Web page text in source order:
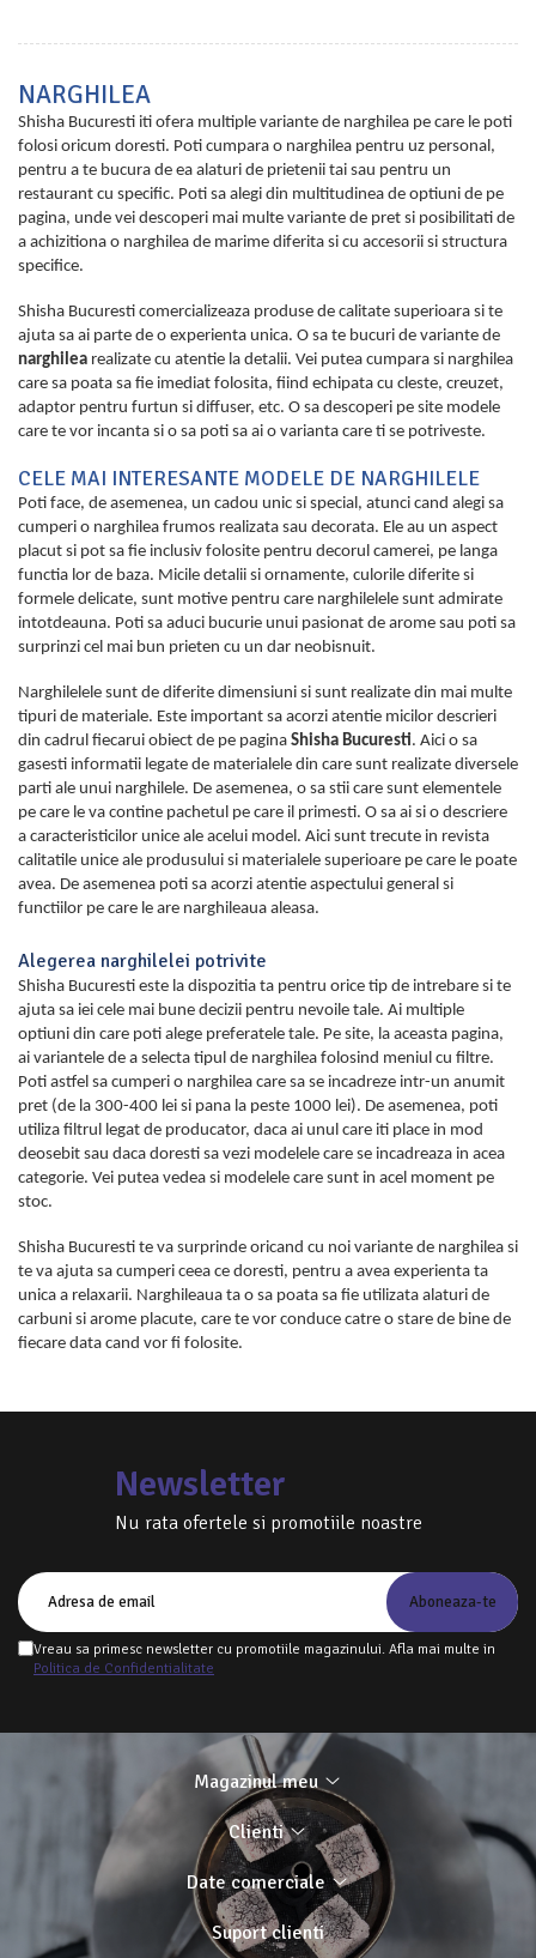
NARGHILEA
Shisha Bucuresti iti ofera multiple variante de narghilea pe care le poti
folosi oricum doresti. Poti cumpara o narghilea pentru uz personal,
pentru a te bucura de ea alaturi de prietenii tai sau pentru un
restaurant cu specific. Poti sa alegi din multitudinea de optiuni de pe
pagina, unde vei descoperi mai multe variante de pret si posibilitati de
a achizitiona o narghilea de marime diferita si cu accesorii si structura
specifice.
Shisha Bucuresti comercializeaza produse de calitate superioara si te
ajuta sa ai parte de o experienta unica. O sa te bucuri de variante de
narghilea realizate cu atentie la detalii. Vei putea cumpara si narghilea
care sa poata sa fie imediat folosita, fiind echipata cu cleste, creuzet,
adaptor pentru furtun si diffuser, etc. O sa descoperi pe site modele
care te vor incanta si o sa poti sa ai o varianta care ti se potriveste.
CELE MAI INTERESANTE MODELE DE NARGHILELE
Poti face, de asemenea, un cadou unic si special, atunci cand alegi sa
cumperi o narghilea frumos realizata sau decorata. Ele au un aspect
placut si pot sa fie inclusiv folosite pentru decorul camerei, pe langa
functia lor de baza. Micile detalii si ornamente, culorile diferite si
formele delicate, sunt motive pentru care narghilelele sunt admirate
intotdeauna. Poti sa aduci bucurie unui pasionat de arome sau poti sa
surprinzi cel mai bun prieten cu un dar neobisnuit.
Narghilelele sunt de diferite dimensiuni si sunt realizate din mai multe
tipuri de materiale. Este important sa acorzi atentie micilor descrieri
din cadrul fiecarui obiect de pe pagina Shisha Bucuresti. Aici o sa
gasesti informatii legate de materialele din care sunt realizate diversele
parti ale unui narghilele. De asemenea, o sa stii care sunt elementele
pe care le va contine pachetul pe care il primesti. O sa ai si o descriere
a caracteristicilor unice ale acelui model. Aici sunt trecute in revista
calitatile unice ale produsului si materialele superioare pe care le poate
avea. De asemenea poti sa acorzi atentie aspectului general si
functiilor pe care le are narghileaua aleasa.
Alegerea narghilelei potrivite
Shisha Bucuresti este la dispozitia ta pentru orice tip de intrebare si te
ajuta sa iei cele mai bune decizii pentru nevoile tale. Ai multiple
optiuni din care poti alege preferatele tale. Pe site, la aceasta pagina,
ai variantele de a selecta tipul de narghilea folosind meniul cu filtre.
Poti astfel sa cumperi o narghilea care sa se incadreze intr-un anumit
pret (de la 300-400 lei si pana la peste 1000 lei). De asemenea, poti
utiliza filtrul legat de producator, daca ai unul care iti place in mod
deosebit sau daca doresti sa vezi modelele care se incadreaza in acea
categorie. Vei putea vedea si modelele care sunt in acel moment pe
stoc.
Shisha Bucuresti te va surprinde oricand cu noi variante de narghilea si
te va ajuta sa cumperi ceea ce doresti, pentru a avea experienta ta
unica a relaxarii. Narghileaua ta o sa poata sa fie utilizata alaturi de
carbuni si arome placute, care te vor conduce catre o stare de bine de
fiecare data cand vor fi folosite.
Newsletter
Nu rata ofertele si promotiile noastre
Vreau sa primesc newsletter cu promotiile magazinului. Afla mai multe in
Politica de Confidentialitate
Magazinul meu
Clienti
Date comerciale
Suport clienti